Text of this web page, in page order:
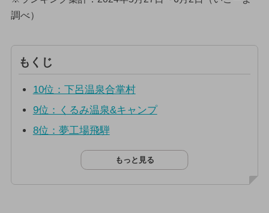
調べ）
もくじ
10位：下呂温泉合掌村
9位：くるみ温泉&キャンプ
8位：夢工場飛騨
もっと見る